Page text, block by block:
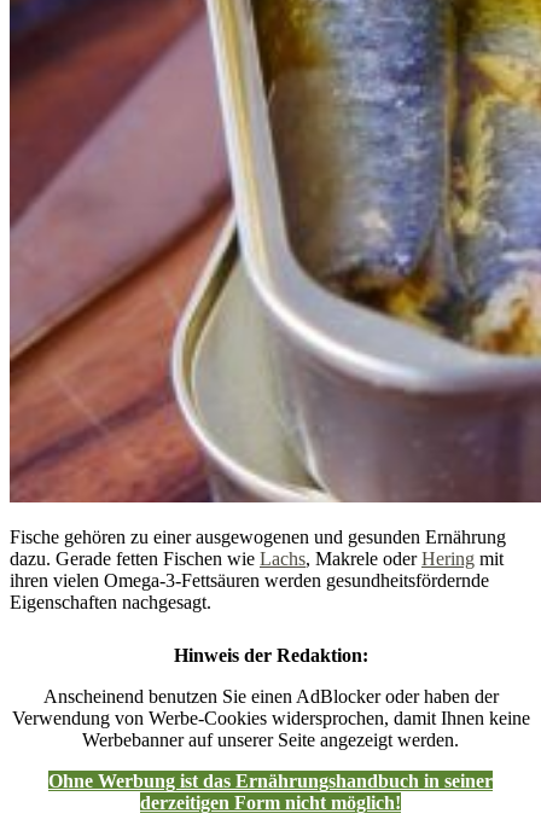
Fische gehören zu einer ausgewogenen und gesunden Ernährung
dazu. Gerade fetten Fischen wie Lachs, Makrele oderHering mit
ihren vielen Omega-3-Fettsäuren werden gesundheitsfördernde
Eigenschaften nachgesagt.
Hinweis der Redaktion:
Anscheinend benutzen Sie einen AdBlocker oder haben der
Verwendung von Werbe-Cookies widersprochen, damit Ihnen keine
Werbebanner auf unserer Seite angezeigt werden.
Ohne Werbung ist das Ernährungshandbuch in seiner
derzeitigen Form nicht möglich!